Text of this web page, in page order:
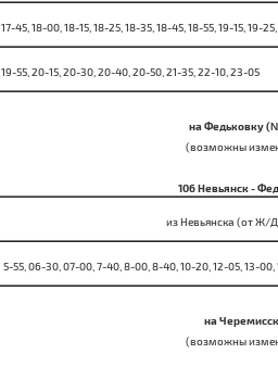
17-45, 18-00, 18-15, 18-25, 18-35, 18-45, 18-55, 19-15, 19-
19-55, 20-15, 20-30, 20-40, 20-50, 21-35, 22-10, 23-05
на Федьковку
(возможны
106 Невьянск -
из Невьянска (от Ж/
5-55, 06-30, 07-00, 7-40, 8-00, 8-40, 10-20, 12-05, 13-00,
на
(возможны